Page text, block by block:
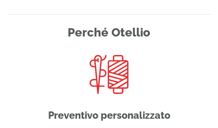
Perché Otellio
Preventivo personalizzato